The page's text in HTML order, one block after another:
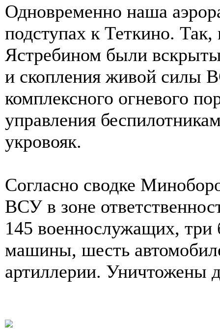
Одновременно наша
подступах к Теткино.
Ястребином были
и скопления живой силы
комплексного огневого
управления
укровояк.
Согласно сводке
ВСУ в зоне
145 военнослужащих,
машины, шесть
артиллерии. Уничтожены